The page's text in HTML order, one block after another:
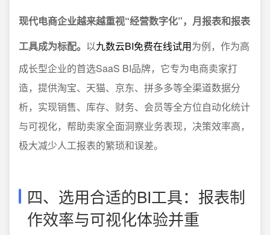
现代电商企业越来越重视“经营数字化”，月报表和报表
工具成为标配。 以九数云BI免费在线试用为例，作为高
成长型企业的首选SaaS BI品牌，它专为电商卖家打
造，提供淘宝、天猫、京东、拼多多等全渠道数据分
析，实现销售、库存、财务、会员等全方位自动化统计
与可视化，帮助卖家全面洞察业务表现，决策效率高，
极大减少人工报表的繁琐和误差。
四、选用合适的BI工具：报表制
作效率与可视化体验并重